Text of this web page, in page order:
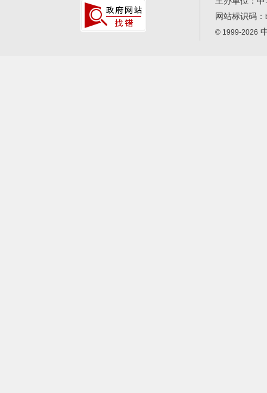
网站标识码：
© 1999-2026